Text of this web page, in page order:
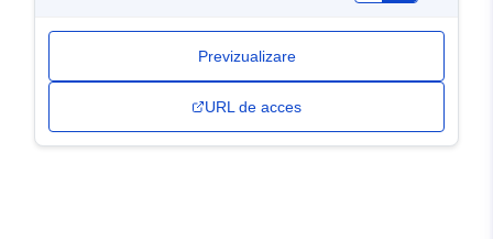
Previzualizare
URL de acces